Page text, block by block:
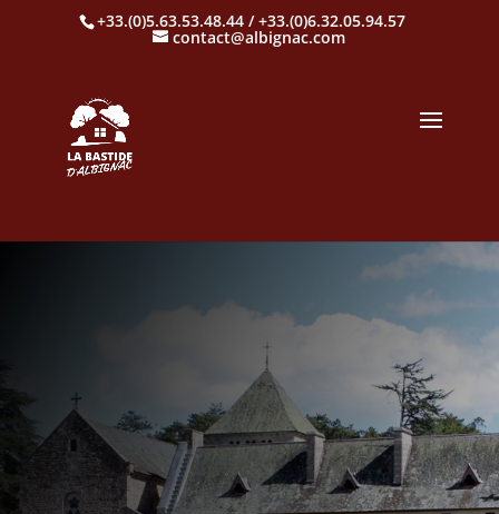
+33.(0)5.63.53.48.44 / +33.(0)6.32.05.94.57
contact@albignac.com